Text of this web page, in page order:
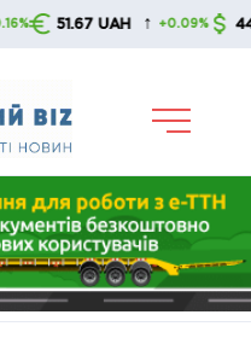
51.67 UAH ↑ +0.09% 44.76